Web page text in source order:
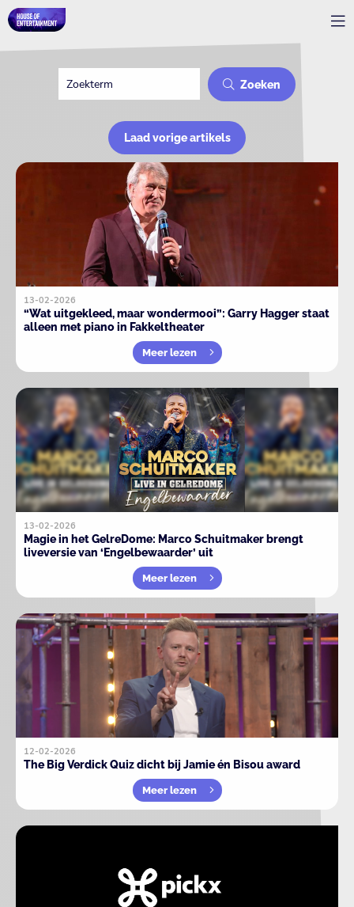
Zoeken
Laad vorige artikels
13-02-2026
“Wat uitgekleed, maar wondermooi”: Garry Hagger staat
alleen met piano in Fakkeltheater
Meer lezen
13-02-2026
Magie in het GelreDome: Marco Schuitmaker brengt
liveversie van ‘Engelbewaarder’ uit
Meer lezen
12-02-2026
The Big Verdick Quiz dicht bij Jamie én Bisou award
Meer lezen